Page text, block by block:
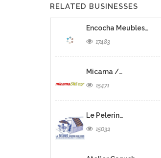
RELATED BUSINESSES
Encocha Meubles…
17483
Micama /…
15471
Le Pelerin…
15032